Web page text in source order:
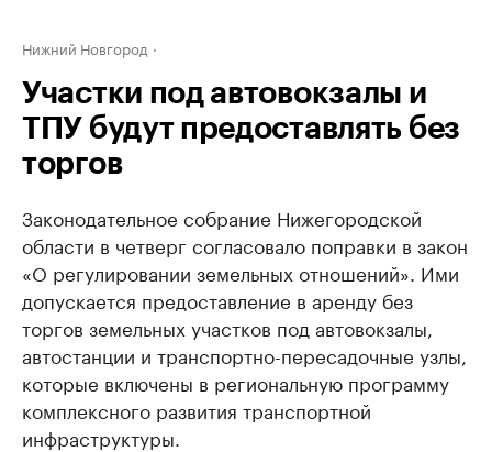
Нижний Новгород
Участки под автовокзалы и
ТПУ будут предоставлять без
торгов
Законодательное собрание Нижегородской
области в четверг согласовало поправки в закон
«О регулировании земельных отношений». Ими
допускается предоставление в аренду без
торгов земельных участков под автовокзалы,
автостанции и транспортно-пересадочные узлы,
которые включены в региональную программу
комплексного развития транспортной
инфраструктуры.